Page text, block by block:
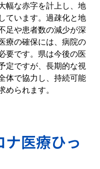
幅な赤字を計上し、地
ています。過疎化と地
足や患者数の減少が深
療の確保には、病院の
要です。県は今後の医
定ですが、長期的な視
体で協力し、持続可能
られます。
医療ひっ